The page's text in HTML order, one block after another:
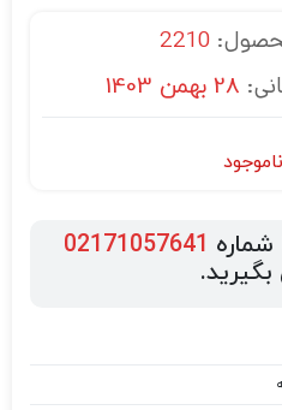
2210
28 بهمن 1403
ناموجود
شماره 02171057641